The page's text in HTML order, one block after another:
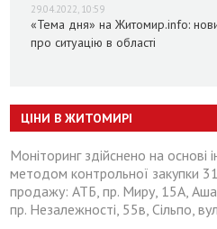
29.04.2022, 10:59
«Тема дня» на Житомир.info:
про ситуацію в області
ЦІНИ В ЖИТОМИРІ
Моніторинг здійснено на основі
методом контрольної закупки
продажу: АТБ, пр. Миру, 15А,
пр. Незалежності, 55в, Сільпо,